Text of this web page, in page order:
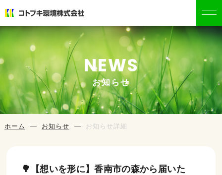
NEWS
お知らせ
ホーム お知らせ お知らせ詳細
🌳【想いを形に】香南市の森から届いた